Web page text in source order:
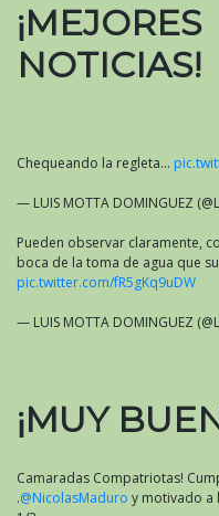
NOTICIAS!
Chequeando la regleta…
— LUIS MOTTA DOMINGUEZ
Pueden observar claramente,
boca de la toma de agua que
pic.twitter.com/fR5gKq9uDW
— LUIS MOTTA DOMINGUEZ
¡MUY
Camaradas Compatriotas!
.@NicolasMaduro y motivado a